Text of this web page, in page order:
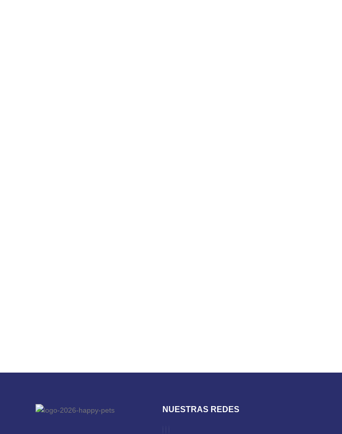
NUESTRAS REDES